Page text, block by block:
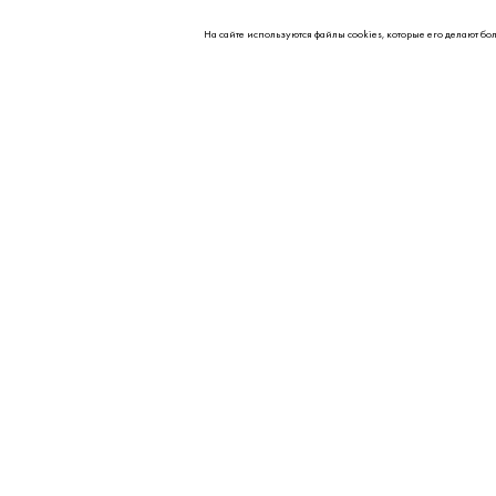
На сайте используются файлы cookies, которые его делают